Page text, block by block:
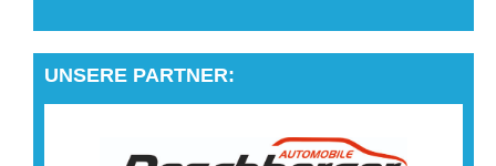
UNSERE PARTNER: